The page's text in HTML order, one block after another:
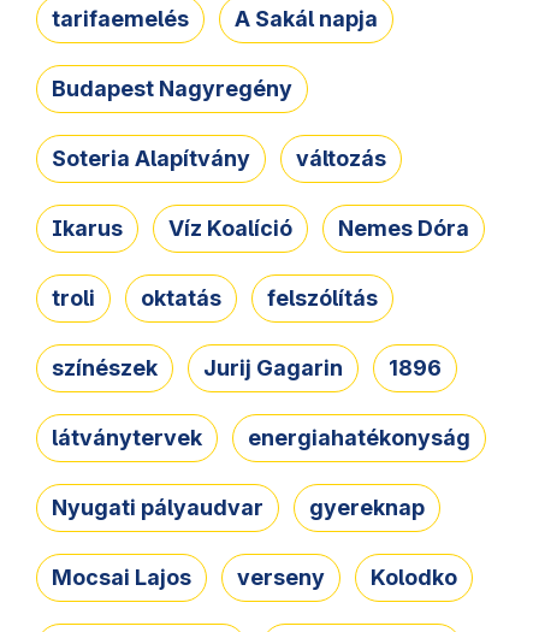
tarifaemelés A Sakál napja
Budapest Nagyregény
Soteria Alapítvány változás
Ikarus Víz Koalíció Nemes Dóra
troli oktatás felszólítás
színészek Jurij Gagarin 1896
látványtervek energiahatékonyság
Nyugati pályaudvar gyereknap
Mocsai Lajos verseny Kolodko